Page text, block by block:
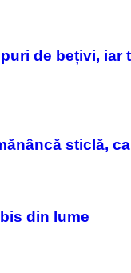
de bețivi, iar
sticlă,
din lume